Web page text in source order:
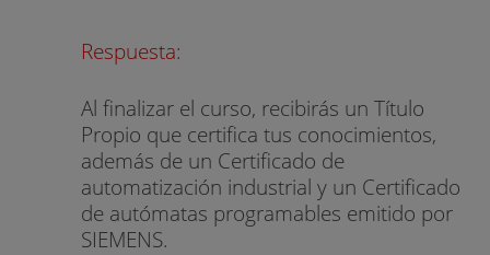
Respuesta:
Al finalizar el curso, recibirás un Título
Propio que certifica tus conocimientos,
además de un Certificado de
automatización industrial y un Certificado
de autómatas programables emitido por
SIEMENS.